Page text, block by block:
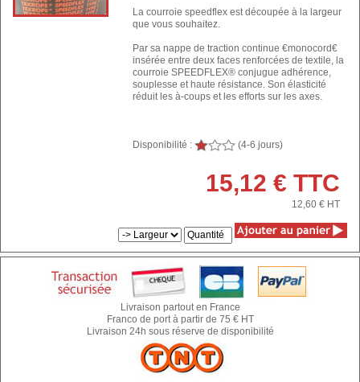
La courroie speedflex est découpée à la largeur
que vous souhaitez.
Par sa nappe de traction continue €monocord€
insérée entre deux faces renforcées de textile, la
courroie SPEEDFLEX® conjugue adhérence,
souplesse et haute résistance. Son élasticité
réduit les à-coups et les efforts sur les axes.
Disponibilité : (4-6 jours)
15,12 € TTC
12,60 € HT
Livraison partout en France
Franco de port à partir de 75 € HT
Livraison 24h sous réserve de disponibilité